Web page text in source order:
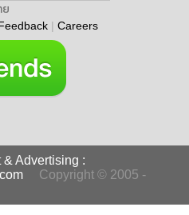
ย
| Careers
& Advertising :
Copyright © 2005 -